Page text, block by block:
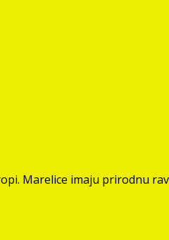
Marelice imaju prirodnu